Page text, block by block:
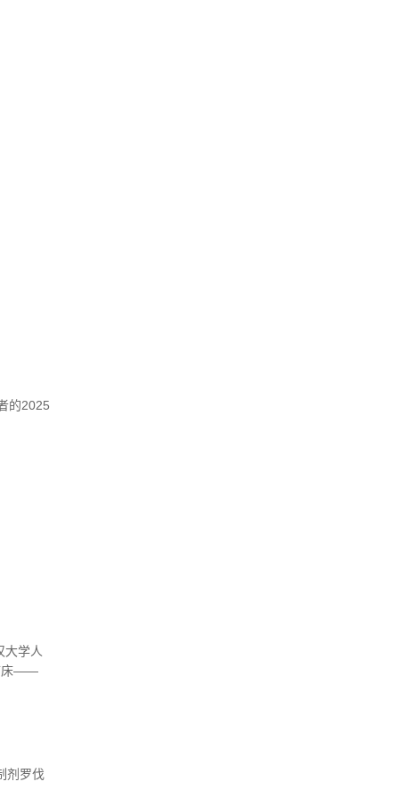
的2025
大学人
床——
剂罗伐